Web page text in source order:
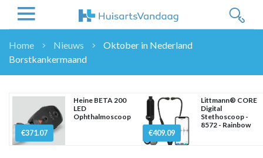
NIEUWS
OVERHEID
WETENSCHAP
ZORGVERZEKERAARS
Home Nieuws
Oktober in Nederland
Borstkankermaand
€371.07
Heine BETA 200
LED
Ophthalmoscoop
€409.09
Littmann® CORE
Digital
Stethoscoop -
8572 - Rainbow